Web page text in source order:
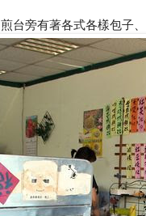
煎台旁有著各式各樣包子